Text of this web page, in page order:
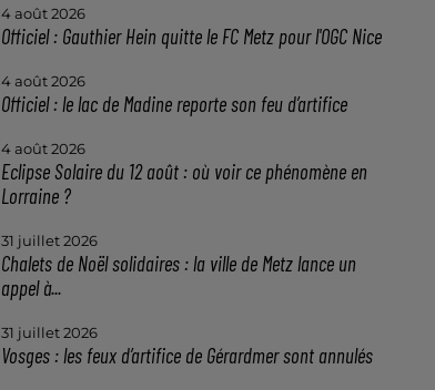
4 août 2026
Officiel : Gauthier Hein quitte le FC Metz pour l'OGC Nice
4 août 2026
Officiel : le lac de Madine reporte son feu d’artifice
4 août 2026
Eclipse Solaire du 12 août : où voir ce phénomène en
Lorraine ?
31 juillet 2026
Chalets de Noël solidaires : la ville de Metz lance un
appel à...
31 juillet 2026
Vosges : les feux d’artifice de Gérardmer sont annulés